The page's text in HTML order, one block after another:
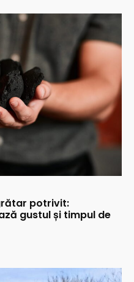
potrivit:
gustul și timpul de